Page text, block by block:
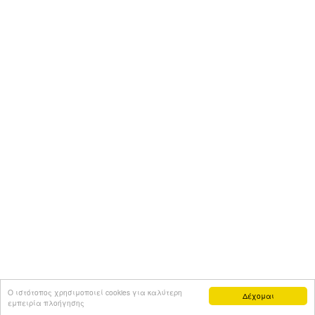
Δέχομαι
Ο ιστότοπος χρησιμοποιεί cookies για καλύτερη
εμπειρία πλοήγησης